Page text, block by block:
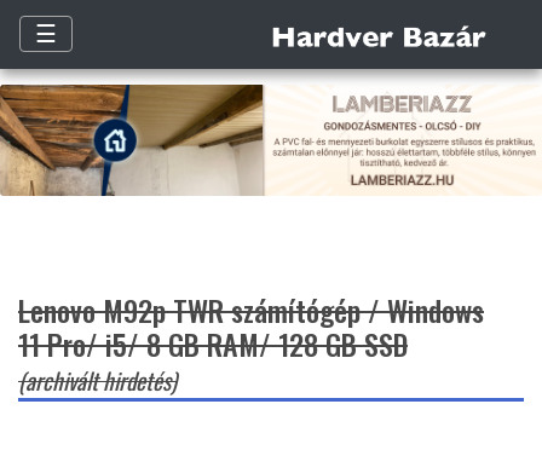
☰
Lenovo M92p TWR számítógép / Windows
11 Pro/ i5/ 8 GB RAM/ 128 GB SSD
(archivált hirdetés)